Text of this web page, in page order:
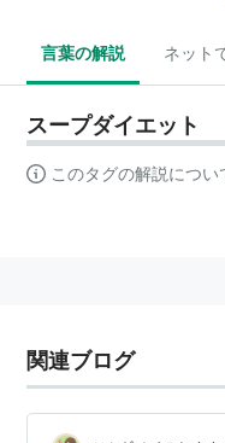
言葉の解説 ネット
スープダイエット
このタグの解説につい
関連ブログ